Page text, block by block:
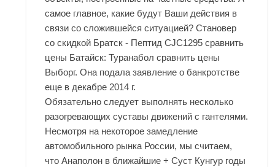
самое главное, какие будут Ваши действия в
связи со сложившейся ситуацией? Становер
со скидкой Братск - Пептид CJC1295 сравнить
цены Батайск: Туранабол сравнить цены
Выборг. Она подала заявление о банкротстве
еще в декабре 2014 г.
Обязательно следует выполнять несколько
разогревающих суставы движений с гантелями.
Несмотря на некоторое замедление
автомобильного рынка России, мы считаем,
что Анаполон в ближайшие + Суст Кунгур годы